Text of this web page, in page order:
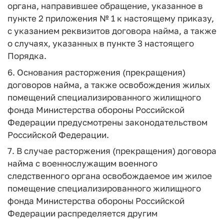
органа, направившее обращение, указанное в
пункте 2 приложения № 1 к настоящему приказу,
с указанием реквизитов договора найма, а также
о случаях, указанных в пункте 3 настоящего
Порядка.
6. Основания расторжения (прекращения)
договоров найма, а также освобождения жилых
помещений специализированного жилищного
фонда Министерства обороны Российской
Федерации предусмотрены законодательством
Российской Федерации.
7. В случае расторжения (прекращения) договора
найма с военнослужащим военного
следственного органа освобождаемое им жилое
помещение специализированного жилищного
фонда Министерства обороны Российской
Федерации распределяется другим